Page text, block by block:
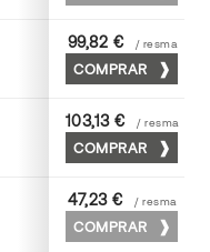
72 x 102
99,82 € / resma
COMPRAR
65 x 90
103,13 € / resma
COMPRAR
75 x 53
47,23 € / resma
COMPRAR